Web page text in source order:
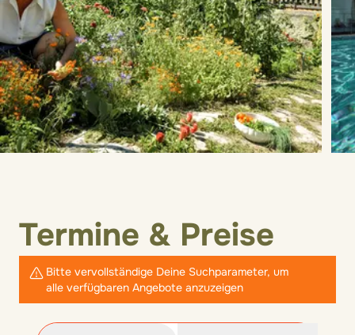
Termine & Preise
Bitte vervollständige Deine Suchparameter, um
alle verfügbaren Angebote anzuzeigen